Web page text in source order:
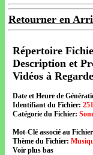
Retourner en
Répertoire
Description et
Vidéos à
Date et Heure de
Identifiant du Fichier:
Catégorie du Fichier:
Mot-Clé associé au
Thème du Fichier:
Voir plus bas